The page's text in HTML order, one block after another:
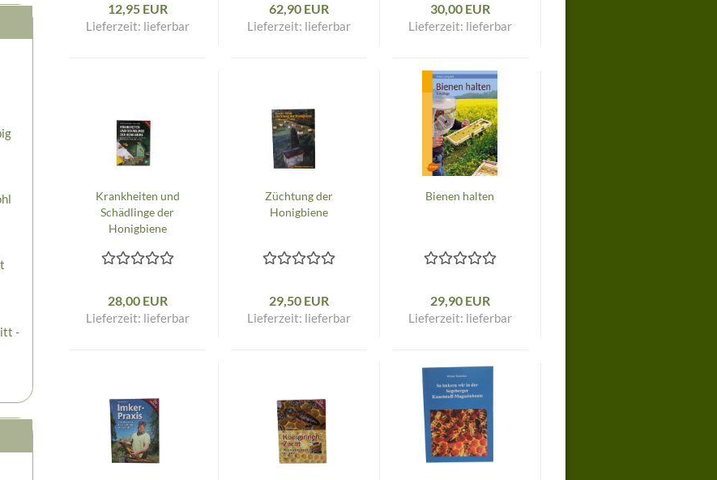
12,95 EUR
Lieferzeit: lieferbar
62,90 EUR
Lieferzeit: lieferbar
30,00 EUR
Lieferzeit: lieferbar
Krankheiten und
Schädlinge der
Honigbiene
28,00 EUR
Lieferzeit: lieferbar
Züchtung der
Honigbiene
29,50 EUR
Lieferzeit: lieferbar
Bienen halten
29,90 EUR
Lieferzeit: lieferbar
-